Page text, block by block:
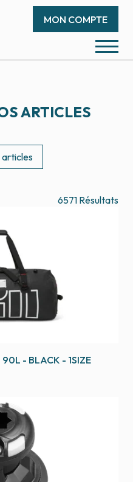
MON COMPTE
ARTICLES
articles
6571 Résultats
90L - BLACK - 1SIZE